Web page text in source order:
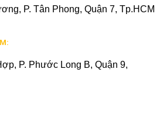
P. Tân Phong, Quận 7, Tp.HCM
P. Phước Long B, Quận 9,